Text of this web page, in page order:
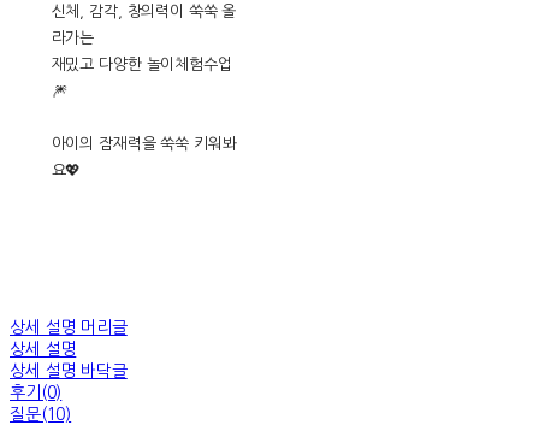
신체, 감각, 창의력이 쑥쑥 올
라가는
재밌고 다양한 놀이체험수업
🎆
아이의 잠재력을 쑥쑥 키워봐
요💖
상세 설명 머리글
상세 설명
상세 설명 바닥글
후기(0)
질문(10)